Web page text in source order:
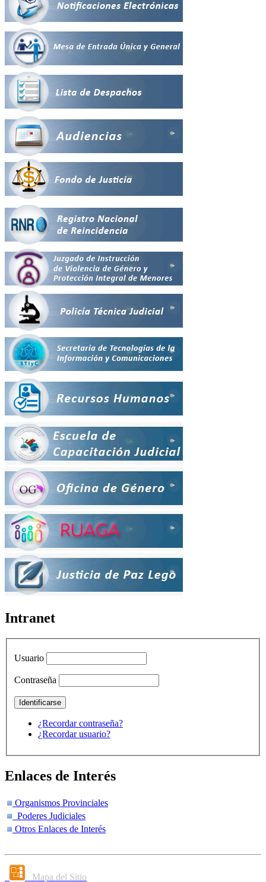
Intranet
Usuario
Contraseña
¿Recordar contraseña?
¿Recordar usuario?
Enlaces de Interés
Organismos Provinciales
Poderes Judiciales
Otros Enlaces de Interés
Mapa del Sitio